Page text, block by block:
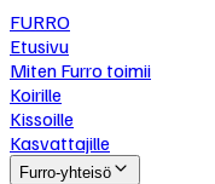
FURRO
Etusivu
Miten Furro toimii
Koirille
Kissoille
Kasvattajille
Furro-yhteisö